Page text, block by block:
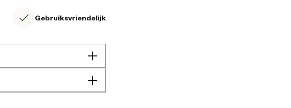
Gebruiksvriendelijk